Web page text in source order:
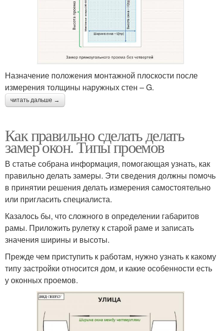
Назначение положения монтажной плоскости после
измерения толщины наружных стен – G.
читать дальше →
Как правильно сделать делать
замер окон. Типы проемов
В статье собрана информация, помогающая узнать, как
правильно делать замеры. Эти сведения должны помочь
в принятии решения делать измерения самостоятельно
или пригласить специалиста.
Казалось бы, что сложного в определении габаритов
рамы. Приложить рулетку к старой раме и записать
значения ширины и высоты.
Прежде чем приступить к работам, нужно узнать к какому
типу застройки относится дом, и какие особенности есть
у оконных проемов.